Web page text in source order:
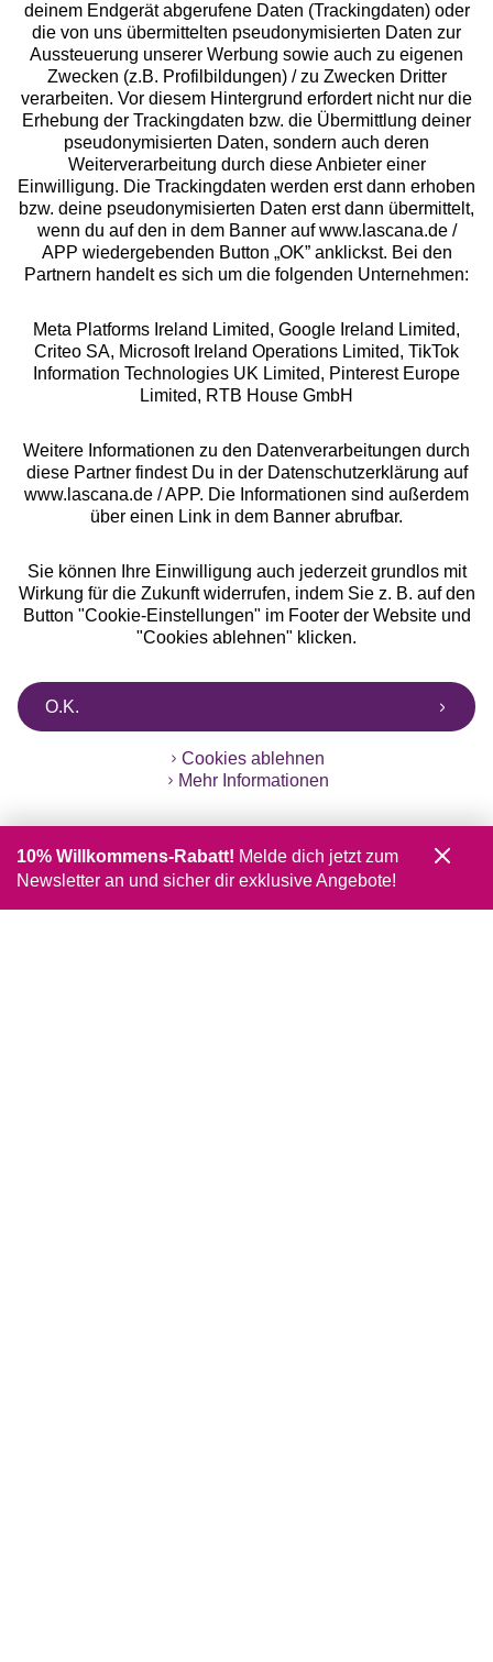
Services
Beratung
Über uns
Rechtliches
Alle Preise inkl. MwSt., zzgl.
Versandkosten
** Bonität vorausgesetzt, berechtigt zur Bonitätsprüfung
deinem Endgerät abgerufene Daten (Trackingdaten) oder
die von uns übermittelten pseudonymisierten Daten zur
Aussteuerung unserer Werbung sowie auch zu eigenen
Zwecken (z.B. Profilbildungen) / zu Zwecken Dritter
verarbeiten. Vor diesem Hintergrund erfordert nicht nur die
Erhebung der Trackingdaten bzw. die Übermittlung deiner
pseudonymisierten Daten, sondern auch deren
Weiterverarbeitung durch diese Anbieter einer
Einwilligung. Die Trackingdaten werden erst dann erhoben
bzw. deine pseudonymisierten Daten erst dann übermittelt,
wenn du auf den in dem Banner auf www.lascana.de /
APP wiedergebenden Button „OK” anklickst. Bei den
Partnern handelt es sich um die folgenden Unternehmen:
Meta Platforms Ireland Limited, Google Ireland Limited,
Criteo SA, Microsoft Ireland Operations Limited, TikTok
Information Technologies UK Limited, Pinterest Europe
Limited, RTB House GmbH
Weitere Informationen zu den Datenverarbeitungen durch
diese Partner findest Du in der Datenschutzerklärung auf
www.lascana.de / APP. Die Informationen sind außerdem
über einen Link in dem Banner abrufbar.
Sie können Ihre Einwilligung auch jederzeit grundlos mit
Wirkung für die Zukunft widerrufen, indem Sie z. B. auf den
Button "Cookie-Einstellungen" im Footer der Website und
"Cookies ablehnen" klicken.
O.K.
Cookies ablehnen
Mehr Informationen
10% Willkommens-Rabatt! Melde dich jetzt zum
Newsletter an und sicher dir exklusive Angebote!